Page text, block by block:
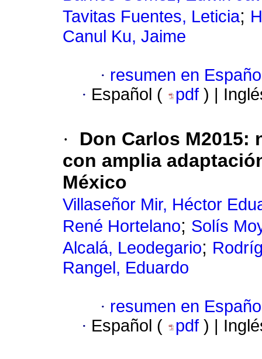
Tavitas Fuentes, Leticia;
Canul Ku, Jaime
· resumen en
· Español ( pdf ) |
·
Don Carlos M2015:
con amplia
México
Villaseñor Mir, Héctor
René Hortelano; Solís
Alcalá, Leodegario;
Rangel, Eduardo
· resumen en
· Español ( pdf ) |